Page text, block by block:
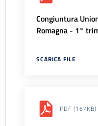
Congiuntura
Romagna - 1°
SCARICA FILE
PDF (167KB)